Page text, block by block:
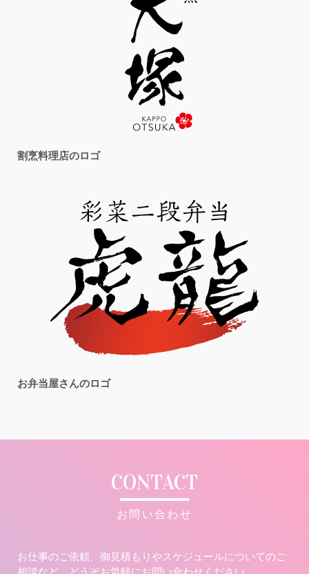
割烹料理店のロゴ
お弁当屋さんのロゴ
CONTACT
お問い合わせ
お仕事のご依頼、御見積もりやスケジュールについてのご